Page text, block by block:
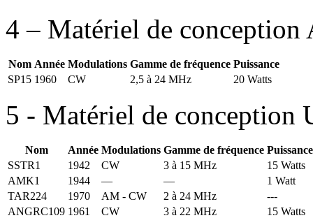
4 – Matériel de conception
Nom Année Modulations Gamme de fréquence Puissance
SP15 1960 CW 2,5 à 24 MHz 20 Watts
5 - Matériel de conception
Nom Année Modulations Gamme de fréquence Puissance
SSTR1
1942 CW 3 à 15 MHz
15 Watts
AMK1
1944 — —
1 Watt
TAR224
1970 AM - CW 2 à 24 MHz
---
ANGRC109 1961 CW 3 à 22 MHz
15 Watts